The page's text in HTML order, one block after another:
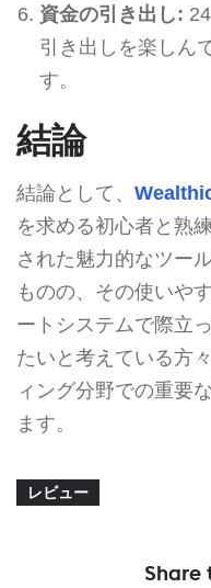
資金の引き出し:
引き出しを楽しん
す。
結論
結論として、
を求める初心者と熟
された魅力的なツー
ものの、その使いや
ートシステムで際立
たいと考えている方
ィング分野での重要
ます。
レビュー
Share